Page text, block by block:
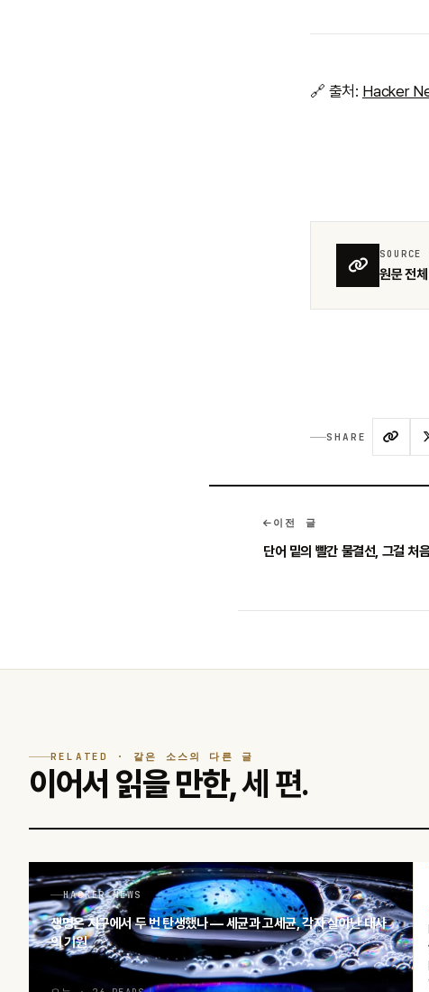
🔗 출처: Hacker
원문
SHARE
이전 글
단어 밑의 빨간 물결선, 그걸 처
RELATED · 같은 소스의 다른 글
이어서 읽을 만한,세 편.
HACKER NEWS
생명은 지구에서 두 번 탄생했나 — 세균과 고세균, 각자 살아난 대사
의 기원